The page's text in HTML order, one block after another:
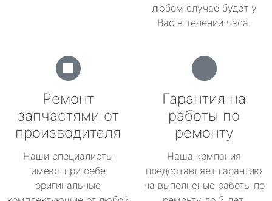
любом случае будет у
Вас в течении часа.
Ремонт
запчастями от
производителя
Наши специалисты
имеют при себе
оригинальные
Гарантия на
работы по
ремонту
Наша компания
предоставляет гарантию
на выполненые работы по